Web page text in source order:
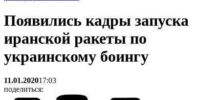
Появились кадры запуска
иранской ракеты по
украинскому боингу
11.01.202017:03
поделиться: